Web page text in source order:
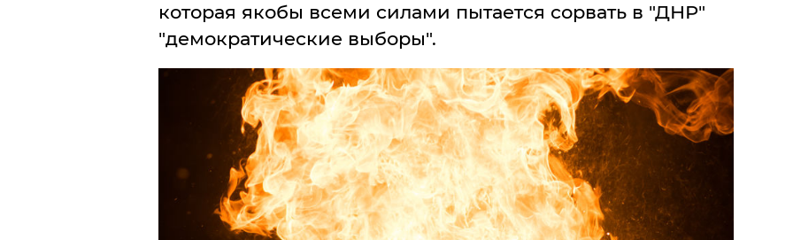
которая якобы всеми силами пытается сорвать в "ДНР"
"демократические выборы".